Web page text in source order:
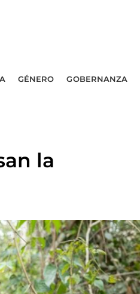
GÉNERO GOBERNANZA
la